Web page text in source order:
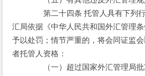
第二十四条 托管人具有下列行
汇局依据《中华人民共和国外汇管理
予以处罚；情节严重的，将会同证监
者托管人资格：
（一）超过国家外汇管理局批